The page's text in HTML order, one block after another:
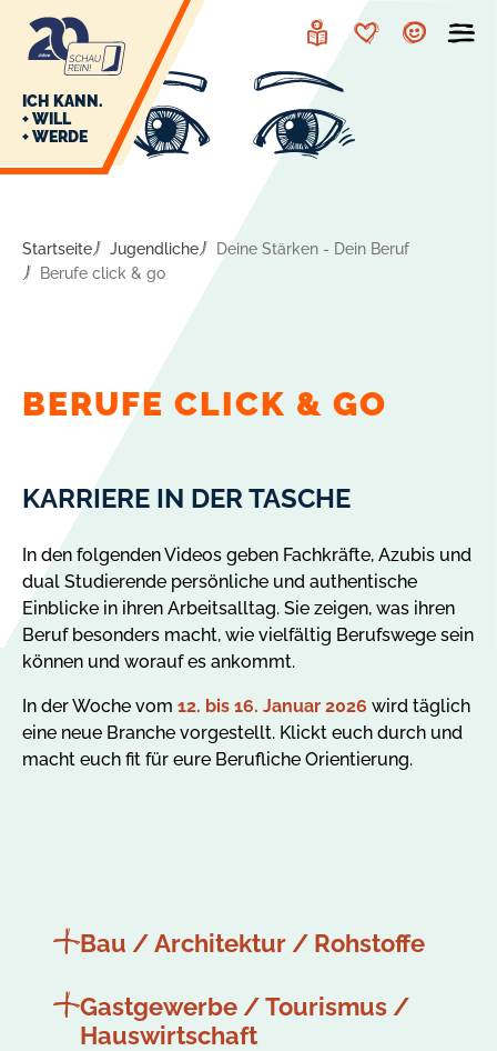
Navigation
Inhalt
Leichte
MerkzettelAccount
ICH KANN.
+ WILL
+ WERDE
Startseite Jugendliche
Deine Stärken - Dein Beruf
Berufe click & go
BERUFE CLICK & GO
KARRIERE IN DER TASCHE
In den folgenden Videos geben Fachkräfte, Azubis und
dual Studierende persönliche und authentische
Einblicke in ihren Arbeitsalltag. Sie zeigen, was ihren
Beruf besonders macht, wie vielfältig Berufswege sein
können und worauf es ankommt.
In der Woche vom 12. bis 16. Januar 2026 wird täglich
eine neue Branche vorgestellt. Klickt euch durch und
macht euch fit für eure Berufliche Orientierung.
Bau / Architektur / Rohstoffe
Gastgewerbe / Tourismus /
Hauswirtschaft